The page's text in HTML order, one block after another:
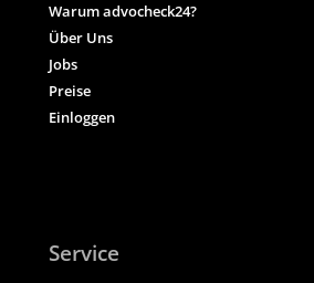
Warum advocheck24?
Über Uns
Jobs
Preise
Einloggen
Service